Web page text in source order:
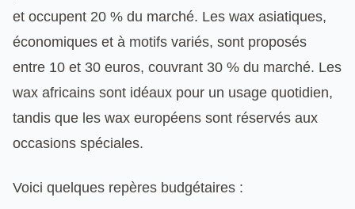
et occupent 20 % du marché. Les wax asiatiques,
économiques et à motifs variés, sont proposés
entre 10 et 30 euros, couvrant 30 % du marché. Les
wax africains sont idéaux pour un usage quotidien,
tandis que les wax européens sont réservés aux
occasions spéciales.
Voici quelques repères budgétaires :